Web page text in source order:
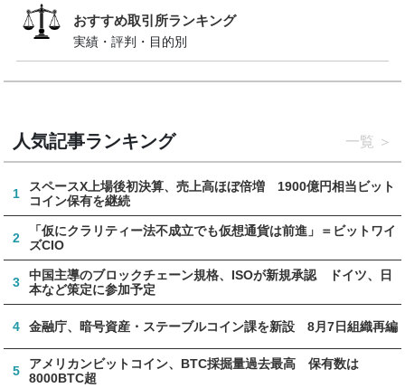
おすすめ取引所ランキング
実績・評判・目的別
人気記事ランキング 一覧
1
スペースX上場後初決算、売上高ほぼ倍増 1900億円相当ビット
コイン保有を継続
2
「仮にクラリティー法不成立でも仮想通貨は前進」＝ビットワイ
ズCIO
3
中国主導のブロックチェーン規格、ISOが新規承認 ドイツ、日
本など策定に参加予定
4 金融庁、暗号資産・ステーブルコイン課を新設 8月7日組織再編
5
アメリカンビットコイン、BTC採掘量過去最高 保有数は
8000BTC超